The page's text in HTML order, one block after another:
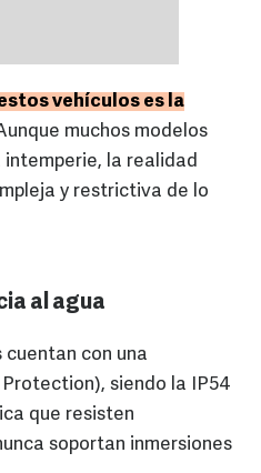
vehículos es la
muchos modelos
intemperie, la realidad
y restrictiva de lo
al agua
cuentan con una
Protection), siendo la IP54
que resisten
soportan inmersiones